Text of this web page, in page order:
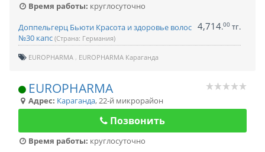
Время работы: круглосуточно
Доппельгерц Бьюти Красота и здоровье волос
№30 капс (Страна: Германия)
4,714.00 тг.
EUROPHARMA EUROPHARMA Караганда
EUROPHARMA
Адрес: Караганда,22-й микрорайон
Позвонить
Время работы: круглосуточно